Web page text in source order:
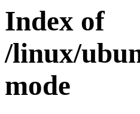
Index of
/linux/
mode